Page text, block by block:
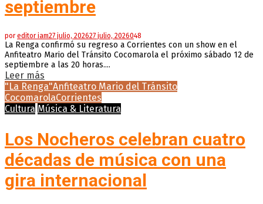
septiembre
poreditor iam27 julio, 202627 julio, 2026048
La Renga confirmó su regreso a Corrientes con un show en el
Anfiteatro Mario del Tránsito Cocomarola el próximo sábado 12 de
septiembre a las 20 horas....
Leer más
"La Renga"Anfiteatro Mario del Tránsito
CocomarolaCorrientes
Cultura Música & Literatura
Los Nocheros celebran cuatro
décadas de música con una
gira internacional